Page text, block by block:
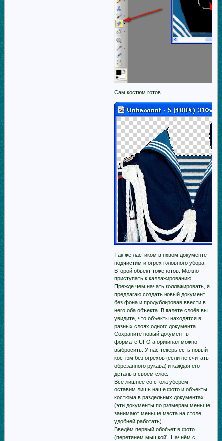
Сам костюм готов.
Так же ластиком в новом документе
подчистим и огрех головного убора.
Второй обьект тоже готов. Можно
приступать к каллажированию.
Прежде чем начать кoллажировать, я
предлагаю создать новый документ
без фона и продублировав ввести в
него оба объекта. В палете слоёв вы
увидите, что объекты находятся в
разных слоях одного документа.
Сохраните новый документ в
формате UFO а оригинал можно
выбросить. У нас теперь есть новый
костюм без огрехов (если не считать
обрезанного рукава) и каждая его
деталь в своём слое.
Всё лишнее со стола уберём,
оставим лишь наше фото и объекты
костюма в раздельных документах
(эти документы по размерам меньше,
занимают меньше места на столе,
удобней работать).
Введём первый обобьет в фото
(перетянем мышкой). Начнём с